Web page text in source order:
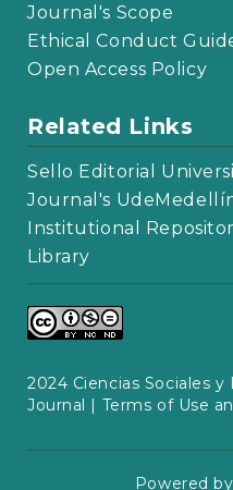
Journal's Scope
Ethical Conduct
Open Access Policy
Related Links
Sello Editorial
Journal's
Institutional
Library
2024 Ciencias Sociales
Journal | Terms of Use
Powered